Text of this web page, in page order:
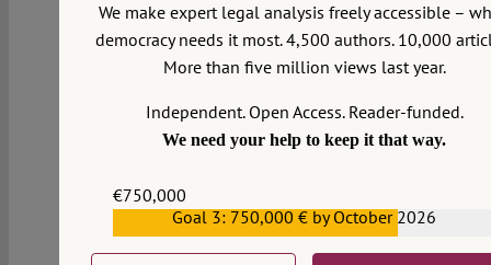
We make expert legal analysis freely accessible –
democracy needs it most. 4,500 authors. 10,000
More than five million views last year.
Independent. Open Access. Reader-funded.
We need your help to keep it that way.
€750,000
€559,159Goal 3: 750,000 € by October 2026